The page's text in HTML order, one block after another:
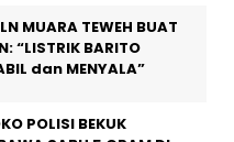
MUARA TEWEH BUAT
“LISTRIK BARITO
dan MENYALA”
POLISI BEKUK